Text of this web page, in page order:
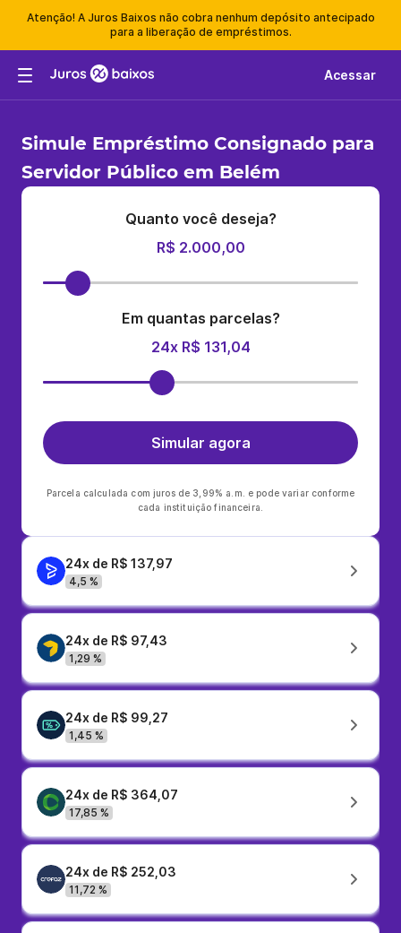
Atenção! A Juros Baixos não cobra nenhum depósito antecipado
para a liberação de empréstimos.
Acessar
Simule Empréstimo Consignado para
Servidor Público em Belém
Quanto você deseja?
R$ 2.000,00
Em quantas parcelas?
24x R$ 131,04
Simular agora
Parcela calculada com juros de 3,99% a.m. e pode variar conforme
cada instituição financeira.
24x de R$ 137,97
4,5 %
24x de R$ 97,43
1,29 %
24x de R$ 99,27
1,45 %
24x de R$ 364,07
17,85 %
24x de R$ 252,03
11,72 %